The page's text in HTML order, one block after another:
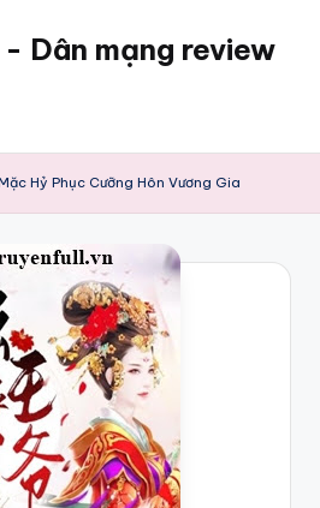
Dân mạng review
Hỷ Phục Cưỡng Hôn Vương Gia